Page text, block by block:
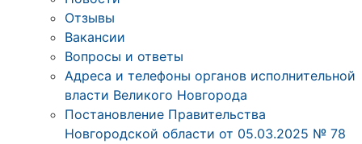
Отзывы
Вакансии
Вопросы и ответы
Адреса и телефоны органов исполнительной
власти Великого Новгорода
Постановление Правительства
Новгородской области от 05.03.2025 № 78